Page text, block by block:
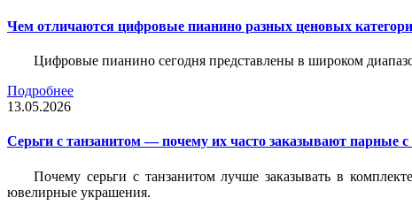
Чем отличаются цифровые пианино разных ценовых
Цифровые пианино сегодня представлены в широком
Подробнее
13.05.2026
Серьги с танзанитом — почему их часто заказывают парные
Почему серьги с танзанитом лучше заказывать в
ювелирные украшения.